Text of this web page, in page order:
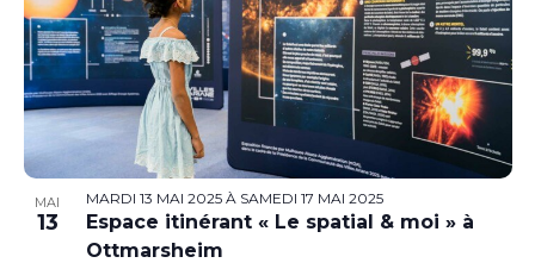
MAI
13
MARDI 13 MAI 2025À SAMEDI 17 MAI 2025
Espace itinérant « Le spatial & moi » à
Ottmarsheim